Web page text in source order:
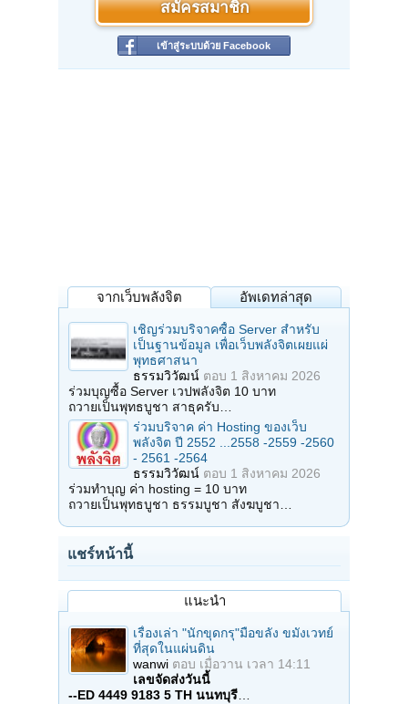
สมัครสมาชิก
เข้าสู่ระบบด้วย Facebook
จากเว็บพลังจิต อัพเดทล่าสุด
เชิญร่วมบริจาคซื้อ Server สำหรับ
เป็นฐานข้อมูล เพื่อเว็บพลังจิตเผยแผ่
พุทธศาสนา
ธรรมวิวัฒน์ ตอบ 1 สิงหาคม 2026
ร่วมบุญซื้อ Server เวปพลังจิต 10 บาท
ถวายเป็นพุทธบูชา สาธุครับ…
ร่วมบริจาค ค่า Hosting ของเว็บ
พลังจิต ปี 2552 ...2558 -2559 -2560
- 2561 -2564
ธรรมวิวัฒน์ ตอบ 1 สิงหาคม 2026
ร่วมทำบุญ ค่า hosting = 10 บาท
ถวายเป็นพุทธบูชา ธรรมบูชา สังฆบูชา…
แชร์หน้านี้
แนะนำ
เรื่องเล่า "นักขุดกรุ"มือขลัง ขมังเวทย์
ที่สุดในแผ่นดิน
wanwi ตอบ เมื่อวาน เวลา 14:11
เลขจัดส่งวันนี้
--ED 4449 9183 5 TH นนทบุรี…